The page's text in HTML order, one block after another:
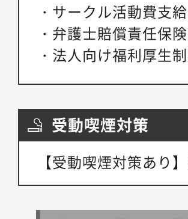
・サークル活動費支
・弁護士賠償責任保
・法人向け福利厚生
受動喫煙対策
【受動喫煙対策あり